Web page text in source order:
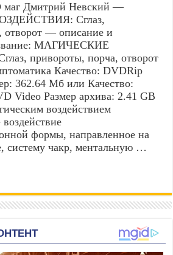
Дмитрий Невский —
Сглаз,
отворот — описание и
МАГИЧЕСКИЕ
привороты, порча, отворот
Качество: DVDRip
362.64 Мб или Качество:
Video Размер архива: 2.41 GB
воздействием
формы, направленное на
систему чакр, ментальную …